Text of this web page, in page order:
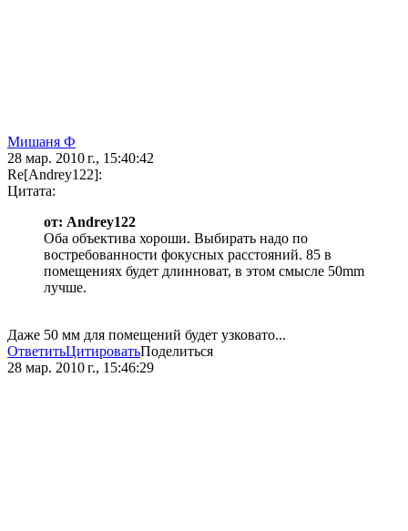
Мишаня Ф
28 мар. 2010 г., 15:40:42
Re[Andrey122]:
Цитата:
от: Andrey122
Оба объектива хороши. Выбирать надо по
востребованности фокусных расстояний. 85 в
помещениях будет длинноват, в этом смысле 50mm
лучше.
Даже 50 мм для помещений будет узковато...
ОтветитьЦитироватьПоделиться
28 мар. 2010 г., 15:46:29